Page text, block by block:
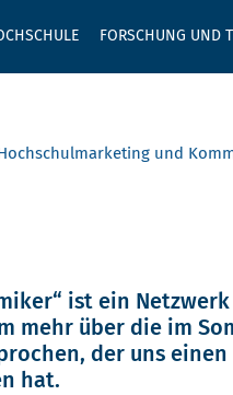
FORSCHUNG UND
und
ist ein
mehr über die im
der uns
hat.